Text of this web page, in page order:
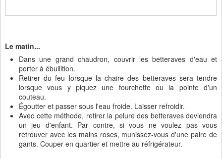
Le matin...
Dans une grand chaudron, couvrir les betteraves d'eau et
porter à ébullition.
Retirer du feu lorsque la chaire des betteraves sera tendre
lorsque vous y piquez une fourchette ou la pointe d'un
couteau.
Égoutter et passer sous l'eau froide. Laisser refroidir.
Avec cette méthode, retirer la pelure des betteraves deviendra
un jeu d'enfant. Par contre, si vous ne voulez pas vous
retrouver avec les mains roses, munissez-vous d'une paire de
gants. Couper en quartier et mettre au réfrigérateur.